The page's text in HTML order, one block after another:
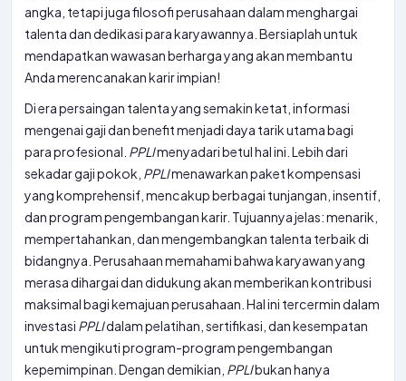
angka, tetapi juga filosofi perusahaan dalam menghargai
talenta dan dedikasi para karyawannya. Bersiaplah untuk
mendapatkan wawasan berharga yang akan membantu
Anda merencanakan karir impian!
Di era persaingan talenta yang semakin ketat, informasi
mengenai gaji dan benefit menjadi daya tarik utama bagi
para profesional. PPLImenyadari betul hal ini. Lebih dari
sekadar gaji pokok, PPLImenawarkan paket kompensasi
yang komprehensif, mencakup berbagai tunjangan, insentif,
dan program pengembangan karir. Tujuannya jelas: menarik,
mempertahankan, dan mengembangkan talenta terbaik di
bidangnya. Perusahaan memahami bahwa karyawan yang
merasa dihargai dan didukung akan memberikan kontribusi
maksimal bagi kemajuan perusahaan. Hal ini tercermin dalam
investasi PPLIdalam pelatihan, sertifikasi, dan kesempatan
untuk mengikuti program-program pengembangan
kepemimpinan. Dengan demikian, PPLIbukan hanya